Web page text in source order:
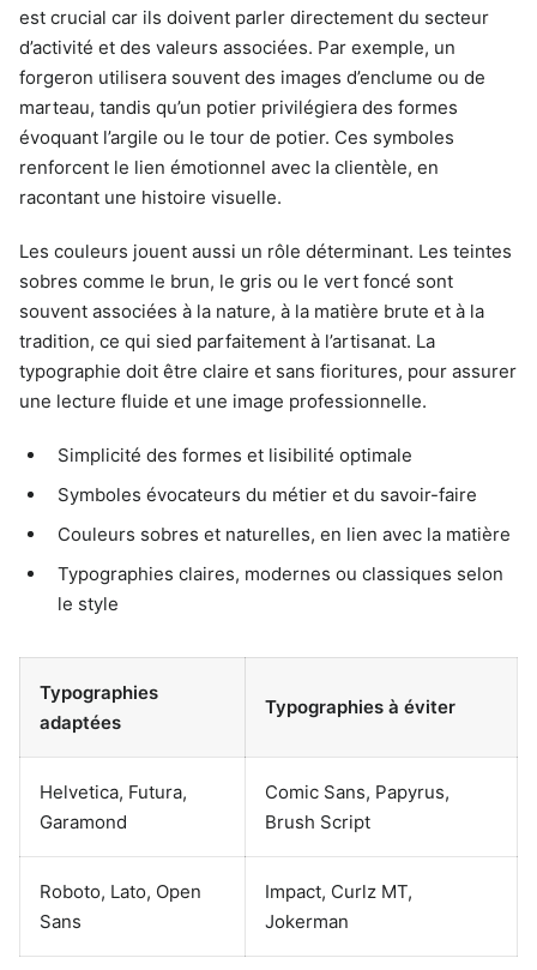
est crucial car ils doivent parler directement du secteur
d’activité et des valeurs associées. Par exemple, un
forgeron utilisera souvent des images d’enclume ou de
marteau, tandis qu’un potier privilégiera des formes
évoquant l’argile ou le tour de potier. Ces symboles
renforcent le lien émotionnel avec la clientèle, en
racontant une histoire visuelle.
Les couleurs jouent aussi un rôle déterminant. Les teintes
sobres comme le brun, le gris ou le vert foncé sont
souvent associées à la nature, à la matière brute et à la
tradition, ce qui sied parfaitement à l’artisanat. La
typographie doit être claire et sans fioritures, pour assurer
une lecture fluide et une image professionnelle.
Simplicité des formes et lisibilité optimale
Symboles évocateurs du métier et du savoir-faire
Couleurs sobres et naturelles, en lien avec la matière
Typographies claires, modernes ou classiques selon
le style
Typographies
adaptées
Typographies à éviter
Helvetica, Futura,
Garamond
Comic Sans, Papyrus,
Brush Script
Roboto, Lato, Open
Sans
Impact, Curlz MT,
Jokerman